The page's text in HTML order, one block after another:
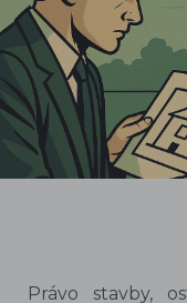
Právo stavby,